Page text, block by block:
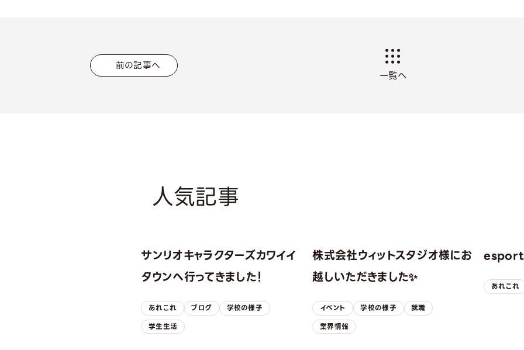
前の記事へ
一覧へ
人気記事
サンリオキャラクターズカワイイ
タウンへ行ってきました！
あれこれ ブログ
学校の様子
学生生活
株式会社ウィットスタジオ様にお
越しいただきました✨
イベント 学校の様子
就職
業界情報
あれこれ